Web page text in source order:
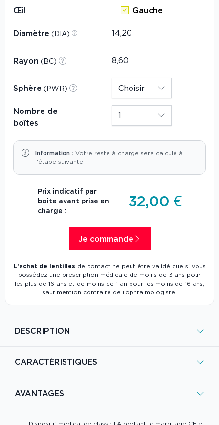
DESCRIPTION
CARACTÉRISTIQUES
AVANTAGES
Dispositif médical de classe IIA portant le marquage CE et
Œil Gauche
Diamètre (DIA)
Rayon (BC)
Sphère (PWR)
Nombre de
boîtes
Information : Votre reste à charge sera calculé à
l'étape suivante.
Prix indicatif par
boite avant prise en
charge :
32,00 €
Je commande
L’achat de lentilles de contact ne peut être validé que si vous
possédez une prescription médicale de moins de 3 ans pour
les plus de 16 ans et de moins de 1 an pour les moins de 16 ans,
sauf mention contraire de l’ophtalmologiste.